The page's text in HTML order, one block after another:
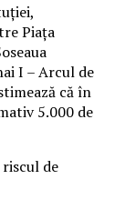
Piața
I – Arcul de
că în
5.000 de
de